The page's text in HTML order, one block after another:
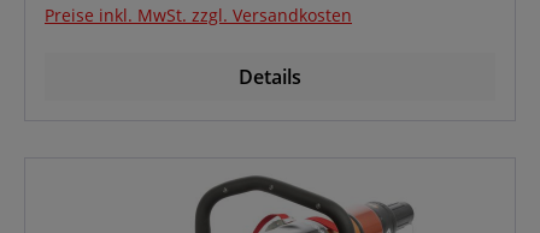
Preise inkl. MwSt. zzgl. Versandkosten
Details